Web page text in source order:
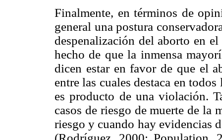
Finalmente, en términos de
general una postura
despenalización del aborto en
hecho de que la inmensa
dicen estar en favor de que el
entre las cuales destaca en
es producto de una violación.
casos de riesgo de muerte de la
riesgo y cuando hay evidencias